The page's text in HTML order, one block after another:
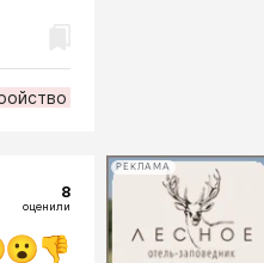
8
оценили
РЕКЛАМА